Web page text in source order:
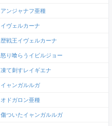
アンジャナフ亜種
イヴェルカーナ
歴戦王イヴェルカーナ
怒り喰らうイビルジョー
凍て刺すレイギエナ
イャンガルルガ
オドガロン亜種
傷ついたイャンガルルガ